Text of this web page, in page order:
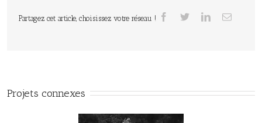
Partagez cet article, choisissez votre réseau !
Projets connexes